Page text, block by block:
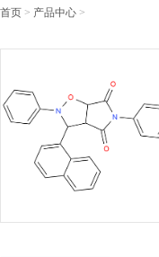
首页 > 产品中心 >